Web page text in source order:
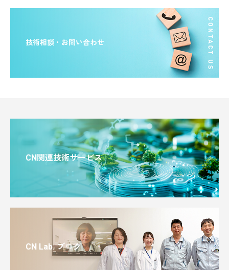
技術相談・お問い合わせ
CN関連技術サービス
CN Lab. ブログ